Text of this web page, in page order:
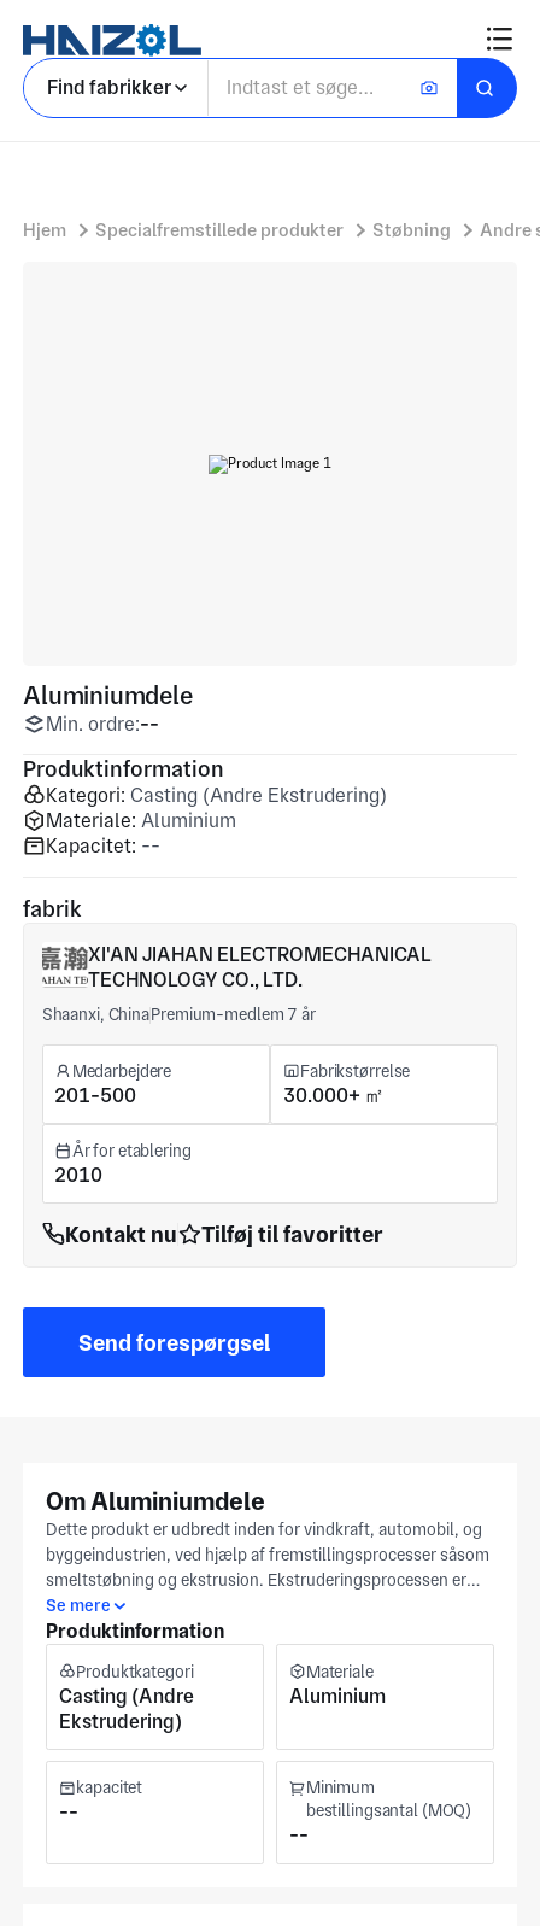
Find fabrikker
Hjem Specialfremstillede produkter Støbning Andre
Aluminiumdele
Min. ordre:--
Produktinformation
Kategori: Casting (Andre Ekstrudering)
Materiale: Aluminium
Kapacitet: --
fabrik
XI'AN JIAHAN ELECTROMECHANICAL
TECHNOLOGY CO., LTD.
Shaanxi, ChinaPremium-medlem 7 år
Medarbejdere
201-500
Fabrikstørrelse
30.000+ ㎡
År for etablering
2010
Kontakt nu Tilføj til favoritter
Send forespørgsel
Om Aluminiumdele
Dette produkt er udbredt inden for vindkraft, automobil, og
byggeindustrien, ved hjælp af fremstillingsprocesser såsom
smeltstøbning og ekstrusion. Ekstruderingsprocessen er
dannet af skimmel høj temperatur og højt tryk, som kan
danne vilkårligt komplekse sektioner. Vi tilbyder
sprøjte for at sikre fremragende kvalitet. Ledtiden for prøver
er 80-100 dage, og masse ordrer kan leveres inden for 45-
60 dage.
Se mere
Produktinformation
Produktkategori
Casting (Andre
Ekstrudering)
Materiale
Aluminium
kapacitet
--
Minimum
bestillingsantal (MOQ)
--